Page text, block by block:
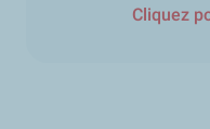
Cliquez